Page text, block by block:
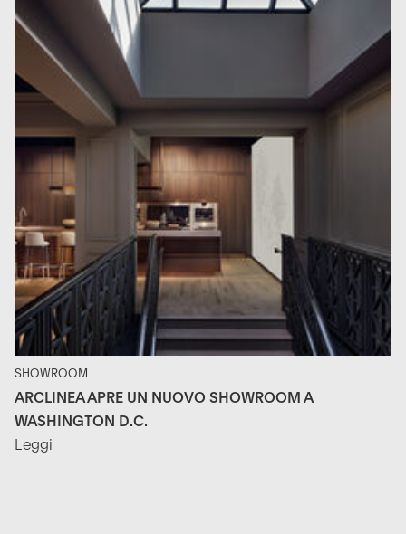
SHOWROOM
ARCLINEA APRE UN NUOVO SHOWROOM A
WASHINGTON D.C.
Leggi